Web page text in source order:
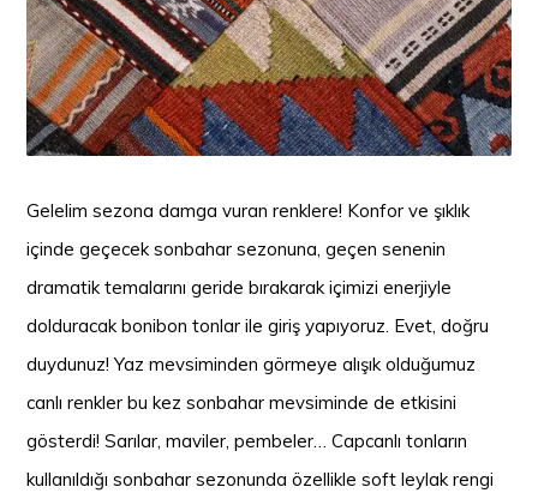
Gelelim sezona damga vuran renklere! Konfor ve şıklık
içinde geçecek sonbahar sezonuna, geçen senenin
dramatik temalarını geride bırakarak içimizi enerjiyle
dolduracak bonibon tonlar ile giriş yapıyoruz. Evet, doğru
duydunuz! Yaz mevsiminden görmeye alışık olduğumuz
canlı renkler bu kez sonbahar mevsiminde de etkisini
gösterdi! Sarılar, maviler, pembeler… Capcanlı tonların
kullanıldığı sonbahar sezonunda özellikle soft leylak rengi